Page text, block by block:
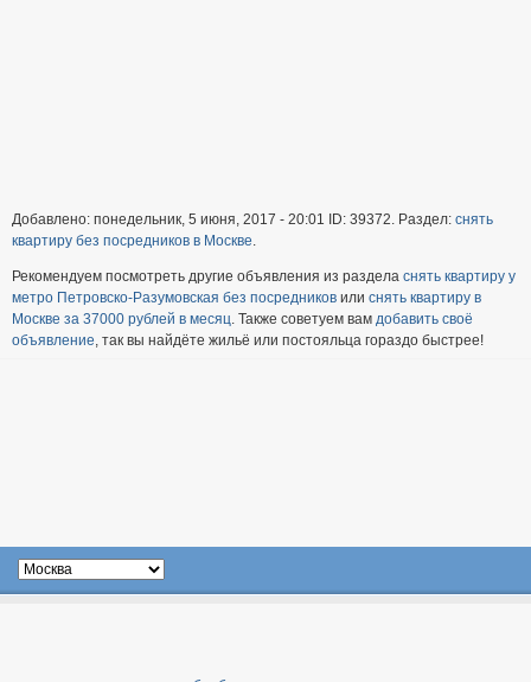
Добавлено: понедельник, 5 июня, 2017 - 20:01 ID: 39372. Раздел: снять
квартиру без посредников в Москве.
Рекомендуем посмотреть другие объявления из раздела снять квартиру у
метро Петровско-Разумовская без посредников или снять квартиру в
Москве за 37000 рублей в месяц. Также советуем вам добавить своё
объявление, так вы найдёте жильё или постояльца гораздо быстрее!